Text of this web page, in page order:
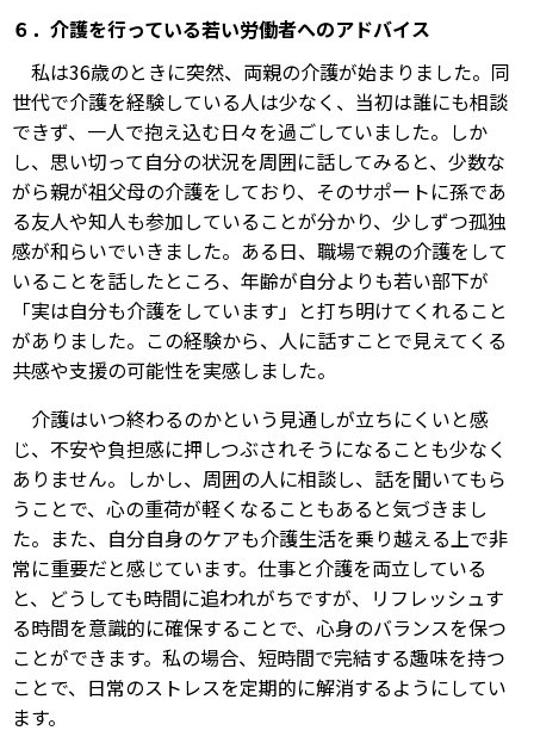
６．介護を行っている若い労働者へのアドバイス
私は36歳のときに突然、両親の介護が始まりました。同
世代で介護を経験している人は少なく、当初は誰にも相談
できず、一人で抱え込む日々を過ごしていました。しか
し、思い切って自分の状況を周囲に話してみると、少数な
がら親が祖父母の介護をしており、そのサポートに孫であ
る友人や知人も参加していることが分かり、少しずつ孤独
感が和らいでいきました。ある日、職場で親の介護をして
いることを話したところ、年齢が自分よりも若い部下が
「実は自分も介護をしています」と打ち明けてくれること
がありました。この経験から、人に話すことで見えてくる
共感や支援の可能性を実感しました。
介護はいつ終わるのかという見通しが立ちにくいと感
じ、不安や負担感に押しつぶされそうになることも少なく
ありません。しかし、周囲の人に相談し、話を聞いてもら
うことで、心の重荷が軽くなることもあると気づきまし
た。また、自分自身のケアも介護生活を乗り越える上で非
常に重要だと感じています。仕事と介護を両立している
と、どうしても時間に追われがちですが、リフレッシュす
る時間を意識的に確保することで、心身のバランスを保つ
ことができます。私の場合、短時間で完結する趣味を持つ
ことで、日常のストレスを定期的に解消するようにしてい
ます。